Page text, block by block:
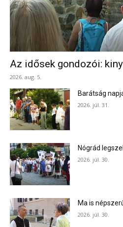
Az idősek gondozói:
2026. aug. 5.
Barátság
2026. júl. 31.
Nógrád
2026. júl. 30.
Ma is
2026. júl. 30.